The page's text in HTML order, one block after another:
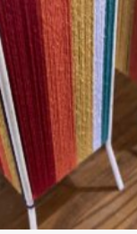
Add
ao
Favoritos